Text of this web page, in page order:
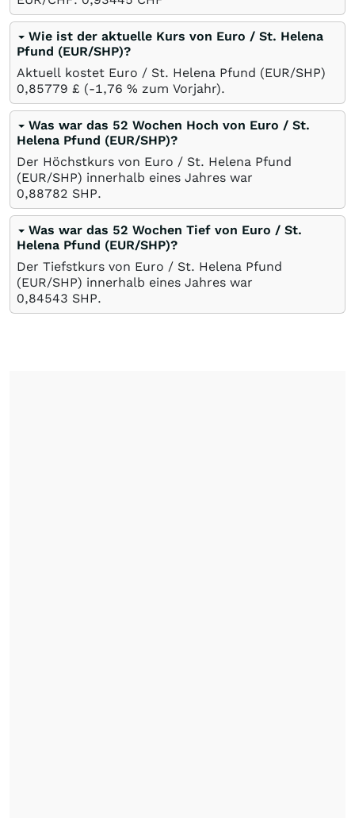
Wie ist der aktuelle Kurs von Euro / St. Helena
Pfund (EUR/SHP)?
Aktuell kostet Euro / St. Helena Pfund (EUR/SHP)
0,85779 £ (-1,76 % zum Vorjahr).
Was war das 52 Wochen Hoch von Euro / St.
Helena Pfund (EUR/SHP)?
Der Höchstkurs von Euro / St. Helena Pfund
(EUR/SHP) innerhalb eines Jahres war
0,88782 SHP.
Was war das 52 Wochen Tief von Euro / St.
Helena Pfund (EUR/SHP)?
Der Tiefstkurs von Euro / St. Helena Pfund
(EUR/SHP) innerhalb eines Jahres war
0,84543 SHP.